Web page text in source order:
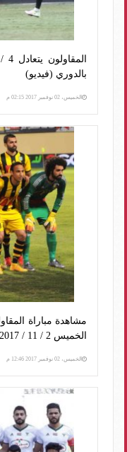
بالدوري (فيديو)
الخميس، 02 نوفمبر 2017 02:15 م
مشاهدة مباراة
الخميس 2 / 11 / 2017
الخميس، 02 نوفمبر 2017 12:46 م